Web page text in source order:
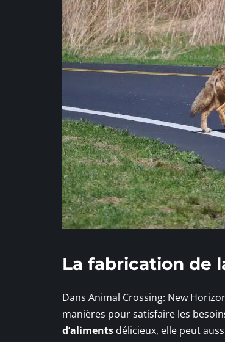
La fabrication de
Dans Animal Crossing: New
manières pour satisfaire les
d’aliments délicieux, elle peut